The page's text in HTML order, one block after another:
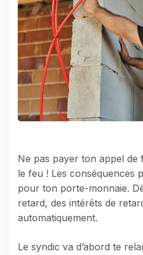
Ne pas payer ton appel de
le feu ! Les conséquences
pour ton porte-monnaie.
retard, des intérêts de
automatiquement.
Le syndic va d’abord te